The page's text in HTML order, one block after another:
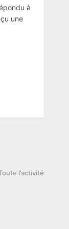
à
une
l’activité